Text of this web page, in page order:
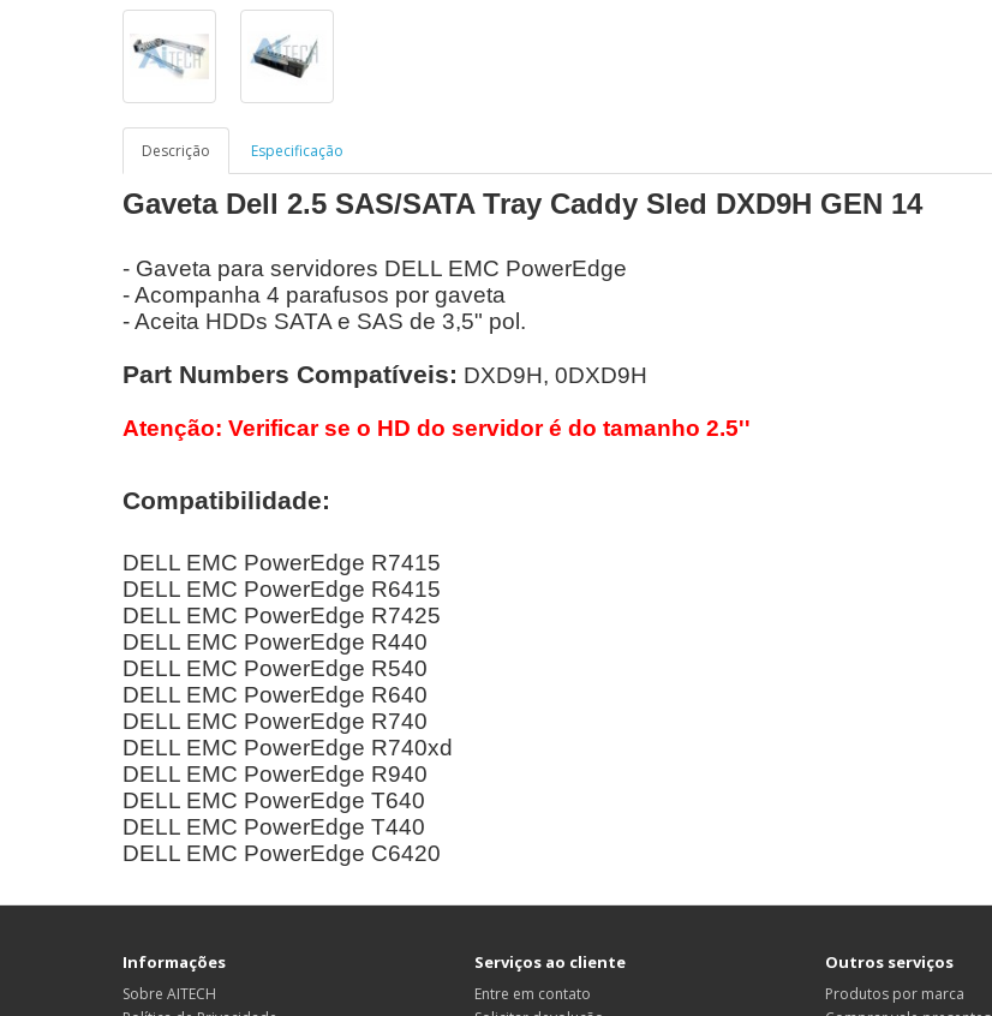
Descrição Especificação
Gaveta Dell 2.5 SAS/SATA Tray Caddy Sled DXD9H GEN 14
- Gaveta para servidores DELL EMC PowerEdge
- Acompanha 4 parafusos por gaveta
- Aceita HDDs SATA e SAS de 3,5" pol.
Part Numbers Compatíveis: DXD9H, 0DXD9H
Atenção: Verificar se o HD do servidor é do tamanho 2.5''
Compatibilidade:
DELL EMC PowerEdge R7415
DELL EMC PowerEdge R6415
DELL EMC PowerEdge R7425
DELL EMC PowerEdge R440
DELL EMC PowerEdge R540
DELL EMC PowerEdge R640
DELL EMC PowerEdge R740
DELL EMC PowerEdge R740xd
DELL EMC PowerEdge R940
DELL EMC PowerEdge T640
DELL EMC PowerEdge T440
DELL EMC PowerEdge C6420
Informações
Sobre AITECH
Serviços ao cliente
Entre em contato
Outros serviços
Produtos por marca